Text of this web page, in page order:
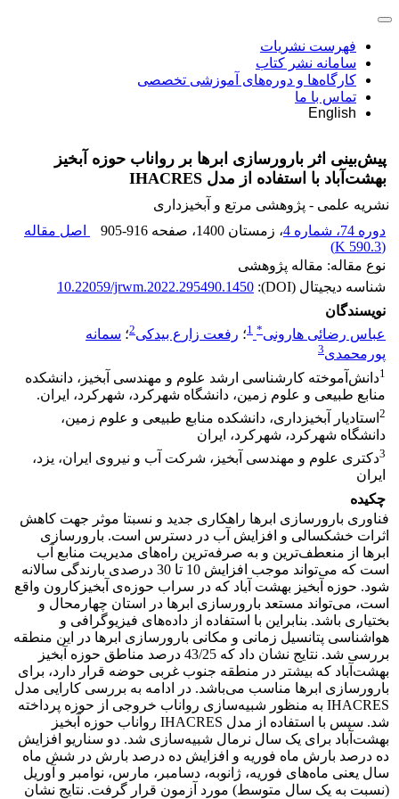
فهرست نشریات
سامانه نشر کتاب
کارگاه‌ها و دوره‌های آموزشی تخصصی
تماس با ما
English
پیش‌بینی اثر بارورسازی ابرها بر رواناب حوزه آبخیز
بهشت‌آباد با استفاده از مدل IHACRES
نشریه علمی - پژوهشی مرتع و آبخیزداری
دوره 74، شماره 4
، زمستان 1400 ، صفحه 905-916
اصل مقاله
(
590.3 K
)
نوع مقاله: مقاله پژوهشی
شناسه دیجیتال (DOI):
10.22059/jrwm.2022.295490.1450
نویسندگان
عباس رضائی هارونی*
1؛ رفعت زارع بیدکی2؛ سمانه
پورمحمدی3
1دانش‌آموخته کارشناسی ارشد علوم و مهندسی آبخیز، دانشکده
منابع طبیعی و علوم زمین، دانشگاه شهرکرد، شهرکرد، ایران.
2 استادیار آبخیزداری، دانشکده منابع طبیعی و علوم زمین،
دانشگاه شهرکرد، شهرکرد، ایران
3دکتری علوم و مهندسی آبخیز، شرکت آب و نیروی ایران، یزد،
ایران
چکیده
فناوری بارورسازی ابرها راهکاری جدید و نسبتا موثر جهت کاهش
اثرات خشکسالی و افزایش آب در دسترس است. بارورسازی
ابرها از منعطف‌ترین و به صرفه‌ترین راه‌های مدیریت منابع آب
است که می‌تواند موجب افزایش 10 تا 30 درصدی بارندگی سالانه
شود. حوزه آبخیز بهشت آباد که در سراب حوزه‌ی آبخیزکارون واقع
است، می‌تواند مستعد بارورسازی ابرها در استان چهارمحال و
بختیاری باشد. بنابراین با استفاده از داده‌های فیزیوگرافی و
هواشناسی پتانسیل زمانی و مکانی بارورسازی ابرها در این منطقه
بررسی شد. نتایج نشان داد که 43/25 درصد مناطق حوزه آبخیز
بهشت‌آباد که بیشتر در منطقه جنوب غربی حوضه قرار دارد، برای
بارورسازی ابرها مناسب می‌باشد. در ادامه به بررسی کارایی مدل
IHACRES به منظور شبیه‌سازی رواناب خروجی از حوزه پرداخته
شد. سپس با استفاده از مدل IHACRES رواناب حوزه آبخیز
بهشت‌آباد برای یک سال نرمال شبیه‌سازی شد. دو سناریو افزایش
ده درصد بارش ماه فوریه و افزایش ده درصد بارش در شش ماه
سال یعنی ماه‌های فوریه، ژانوبه، دسامبر، مارس، نوامبر و آوریل
(نسبت به یک سال متوسط) مورد آزمون قرار گرفت. نتایج نشان